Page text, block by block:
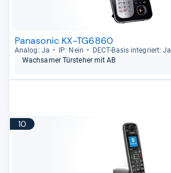
Panasonic KX-TG6860
Ana­log: Ja IP: Nein
DECT-​Basis inte­griert: Ja
Wach­sa­mer Tür­ste­her mit AB
10